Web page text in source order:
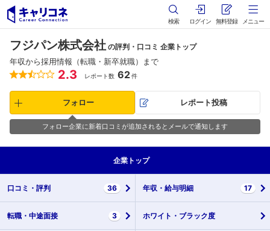
検索 ログイン 無料登録 メニュー
フジパン株式会社 の評判・口コミ 企業トップ
年収から採用情報（転職・新卒就職）まで
2.3 レポート数 62件
フォロー レポート投稿
フォロー企業に新着口コミが追加されるとメールで通知します
企業 トップ
口コミ・ 評判 36 年収・ 給与明細 17
転職・ 中途面接 3 ホワイト・ ブラック度